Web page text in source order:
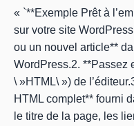
« `**Exemple Prêt à
sur votre site
ou un nouvel article**
WordPress.2. **Passez
\ »HTML\ ») de
HTML complet** fourni
le titre de la page, les